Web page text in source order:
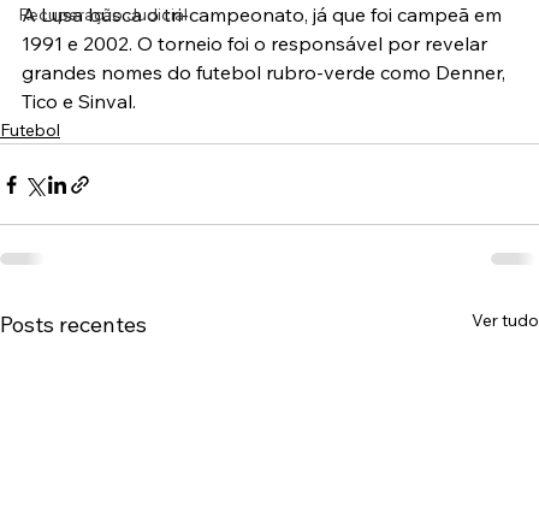
Recuperação Judicial
A Lusa busca o tri-campeonato, já que foi campeã em
1991 e 2002. O torneio foi o responsável por revelar
grandes nomes do futebol rubro-verde como Denner,
Tico e Sinval.
Futebol
Posts recentes Ver tudo